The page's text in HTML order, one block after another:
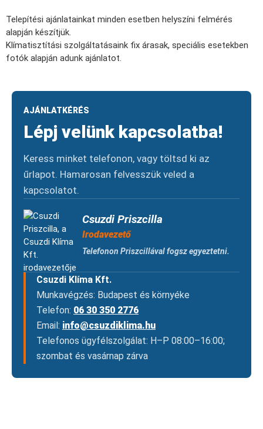
Telepítési ajánlatainkat minden esetben helyszíni felmérés
alapján készítjük.
Klímatisztítási szolgáltatásaink fix árasak, speciális esetekben
fotók alapján adunk ajánlatot.
AJÁNLATKÉRÉS
Lépj velünk kapcsolatba!
Keress minket telefonon, vagy töltsd ki az
űrlapot. Hamarosan felvesszük veled a
kapcsolatot.
Csuzdi Priszcilla
Irodavezető
Telefonon Priszcillával fogsz egyeztetni.
Csuzdi Klíma Kft.
Munkavégzés: Budapest és környéke
Telefon: 06 30 350 2776
Email: info@csuzdiklima.hu
Telefonos ügyfélszolgálat: H–P 08:00–16:00;
szombat és vasárnap zárva